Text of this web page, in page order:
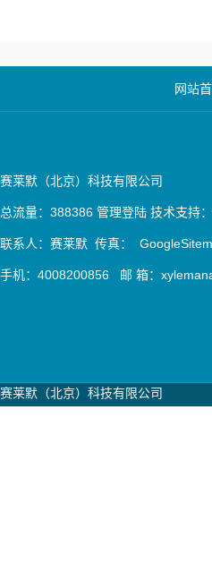
网站
赛莱默（北京）科技有限公司
总流量：388386 管理登陆 技术支持：
联系人：赛莱默 传真：
手机：4008200856 邮 箱：
赛莱默（北京）科技有限公司